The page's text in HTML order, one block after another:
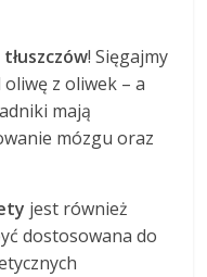
! Sięgajmy
z oliwek – a
mają
mózgu oraz
jest również
dostosowana do